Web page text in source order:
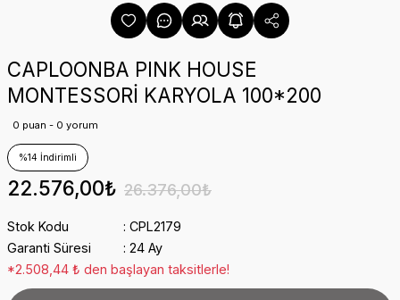
CAPLOONBA PINK HOUSE
MONTESSORİ KARYOLA 100*200
0 puan - 0 yorum
%14 İndirimli
22.576,00₺ 26.376,00₺
Stok Kodu
CPL2179
Garanti Süresi
24 Ay
*2.508,44 ₺ den başlayan taksitlerle!